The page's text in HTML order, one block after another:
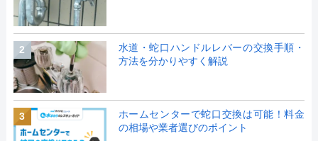
2
水道・蛇口ハンドルレバーの交換手順・
方法を分かりやすく解説
3
ホームセンターで蛇口交換は可能！料金
の相場や業者選びのポイント